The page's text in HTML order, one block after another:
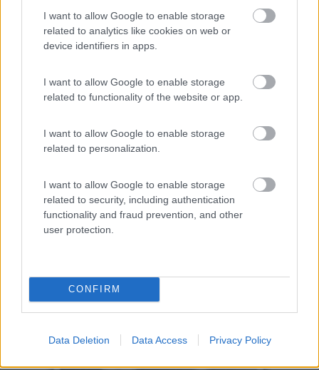
I want to allow Google to enable storage
related to analytics like cookies on web or
device identifiers in apps.
I want to allow Google to enable storage
related to functionality of the website or app.
I want to allow Google to enable storage
related to personalization.
I want to allow Google to enable storage
related to security, including authentication
functionality and fraud prevention, and other
user protection.
CONFIRM
Data Deletion Data Access Privacy Policy
Entrambe le strutture, a gestione famigliare, offrono
Sarnano (MC) - 10km